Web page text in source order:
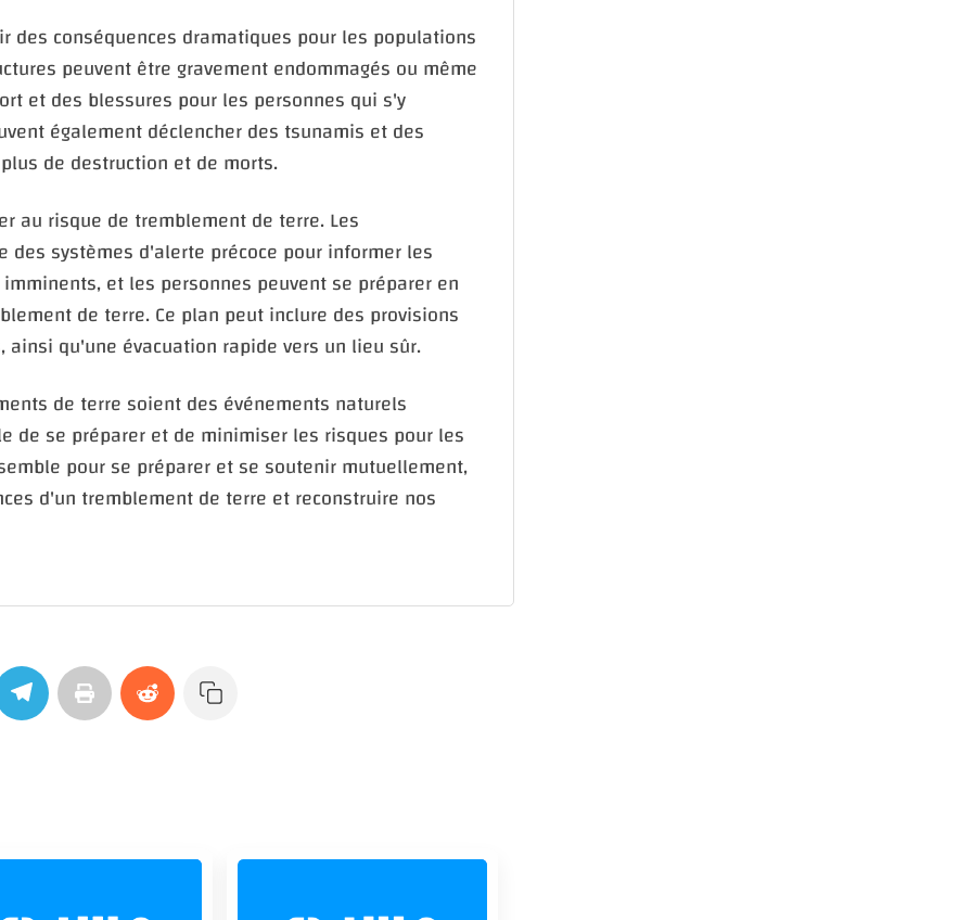
des conséquences dramatiques pour les populations
peuvent être gravement endommagés ou même
et des blessures pour les personnes qui s'y
également déclencher des tsunamis et des
de destruction et de morts.
au risque de tremblement de terre. Les
systèmes d'alerte précoce pour informer les
et les personnes peuvent se préparer en
de terre. Ce plan peut inclure des provisions
qu'une évacuation rapide vers un lieu sûr.
de terre soient des événements naturels
de se préparer et de minimiser les risques pour les
pour se préparer et se soutenir mutuellement,
d'un tremblement de terre et reconstruire nos